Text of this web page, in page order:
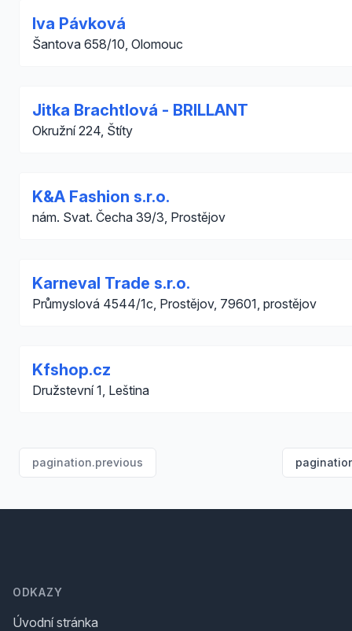
Iva Pávková
Šantova 658/10, Olomouc
Jitka Brachtlová - BRILLANT
Okružní 224, Štíty
K&A Fashion s.r.o.
nám. Svat. Čecha 39/3, Prostějov
Karneval Trade s.r.o.
Průmyslová 4544/1c, Prostějov, 79601, prostějov
Kfshop.cz
Družstevní 1, Leština
pagination.previous
ODKAZY
Úvodní stránka